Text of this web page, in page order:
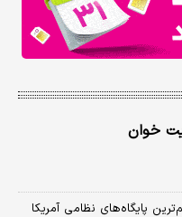
خوان
پایگاه‌های نظامی آمریکا